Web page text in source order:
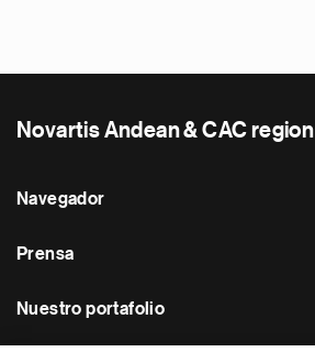
Novartis Andean & CAC region
Navegador
Prensa
Nuestro portafolio